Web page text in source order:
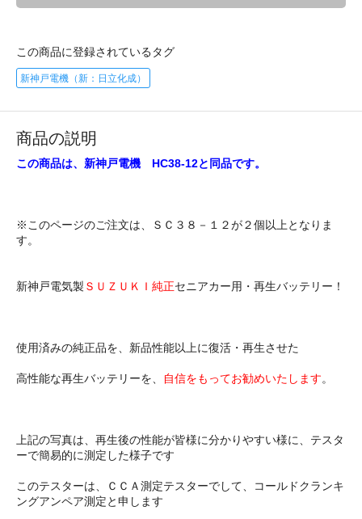
この商品に登録されているタグ
新神戸電機（新：日立化成）
商品の説明
この商品は、新神戸電機 HC38-12と同品です。
※このページのご注文は、ＳＣ３８－１２が２個以上となりま
す。
新神戸電気製 ＳＵＺＵＫＩ純正セニアカー用・再生バッテリー！
使用済みの純正品を、新品性能以上に復活・再生させた
高性能な再生バッテリーを、 自信をもってお勧めいたします。
上記の写真は、再生後の性能が皆様に分かりやすい様に、テスタ
ーで簡易的に測定した様子です
このテスターは、ＣＣＡ測定テスターでして、コールドクランキ
ングアンペア測定と申します